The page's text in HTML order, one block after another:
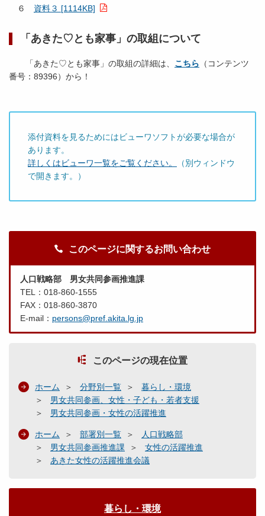
６ 資料３ [1114KB]
「あきた♡とも家事」の取組について
「あきた♡とも家事」の取組の詳細は、 こちら （コンテンツ
番号：89396）から！
添付資料を見るためにはビューワソフトが必要な場合が
あります。
詳しくはビューワ一覧をご覧ください。
（別ウィンドウ
で開きます。）
このページに関するお問い合わせ
人口戦略部 男女共同参画推進課
TEL：018-860-1555
FAX：018-860-3870
E-mail： persons@pref.akita.lg.jp
このページの現在位置
ホーム 分野別一覧
暮らし・環境
男女共同参画、女性・子ども・若者支援
男女共同参画・女性の活躍推進
ホーム 部署別一覧
人口戦略部
男女共同参画推進課
女性の活躍推進
あきた女性の活躍推進会議
暮らし・環境